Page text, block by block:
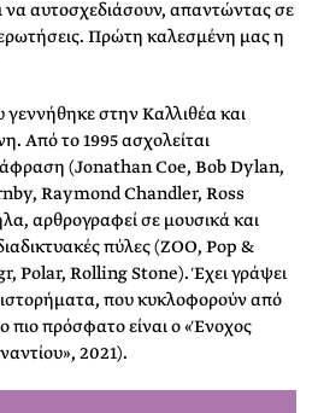
αυτοσχεδιάσουν, απαντώντας σε
Πρώτη καλεσμένη μας η
στην Καλλιθέα και
Από το 1995 ασχολείται
(Jonathan Coe, Bob Dylan,
Raymond Chandler, Ross
αρθρογραφεί σε μουσικά και
πύλες (ZOO, Pop &
Polar, Rolling Stone). Έχει γράψει
που κυκλοφορούν από
πιο πρόσφατο είναι ο «Ένοχος
2021).